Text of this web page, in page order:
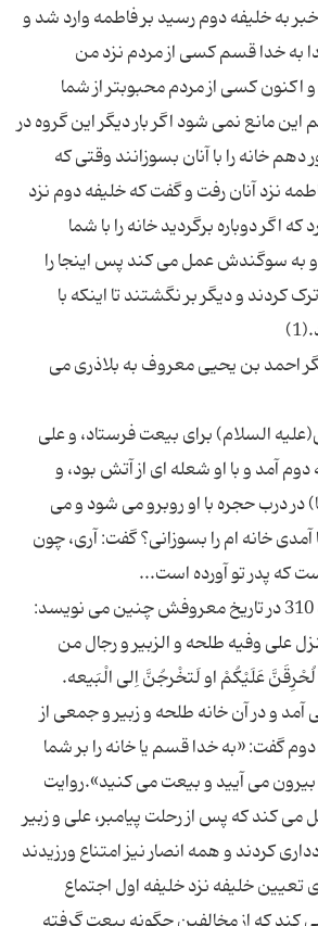
به خلیفه دوم رسید بر فاطمه وارد شد و
به خدا قسم کسی از مردم نزد من
اکنون کسی از مردم محبوبتر از شما
مانع نمی شود اگر بار دیگر این گروه در
خانه را با آنان بسوزانند وقتی که
نزد آنان رفت و گفت که خلیفه دوم نزد
اگر دوباره برگردید خانه را با شما
به سوگندش عمل می کند پس اینجا را
کردند و دیگر بر نگشتند تا اینکه با
احمد بن یحیی معروف به بلاذری می
السلام) برای بیعت فرستاد، و علی
آمد و با او شعله ای از آتش بود، و
در درب حجره با او روبرو می شود و می
خانه ام را بسوزانی؟ گفت: آری، چون
علی وفیه طلحه و الزبیر و رجال من
و در آن خانه طلحه و زبیر و جمعی از
گفت: «به خدا قسم یا خانه را بر شما
می آیید و بیعت می کنید».روایت
می کند که پس از رحلت پیامبر، علی و زبیر
کردند و همه انصار نیز امتناع ورزیدند
خلیفه نزد خلیفه اول اجتماع